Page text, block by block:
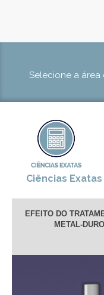
Selecione a
Ciências
EFEITO DO
METAL-